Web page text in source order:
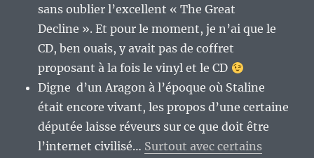
sans oublier l’excellent « The Great
Decline ». Et pour le moment, je n’ai que le
CD, ben ouais, y avait pas de coffret
proposant à la fois le vinyl et le CD
Digne d’un Aragon à l’époque où Staline
était encore vivant, les propos d’une certaine
députée laisse réveurs sur ce que doit être
l’internet civilisé… Surtout avec certains